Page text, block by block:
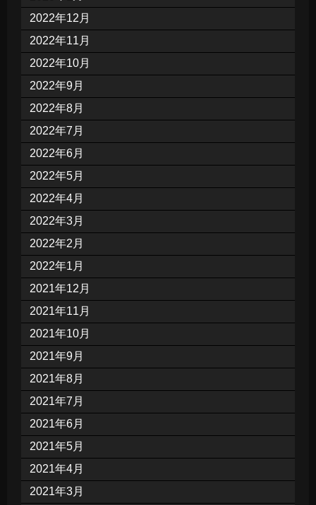
2022年12月
2022年11月
2022年10月
2022年9月
2022年8月
2022年7月
2022年6月
2022年5月
2022年4月
2022年3月
2022年2月
2022年1月
2021年12月
2021年11月
2021年10月
2021年9月
2021年8月
2021年7月
2021年6月
2021年5月
2021年4月
2021年3月